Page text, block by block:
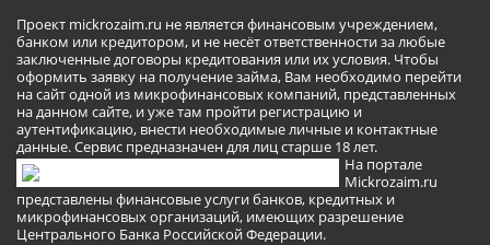
Проект mickrozaim.ru не является финансовым учреждением,
банком или кредитором, и не несёт ответственности за любые
заключенные договоры кредитования или их условия. Чтобы
оформить заявку на получение займа, Вам необходимо перейти
на сайт одной из микрофинансовых компаний, представленных
на данном сайте, и уже там пройти регистрацию и
аутентификацию, внести необходимые личные и контактные
данные. Сервис предназначен для лиц старше 18 лет.
На портале
Mickrozaim.ru
представлены финансовые услуги банков, кредитных и
микрофинансовых организаций, имеющих разрешение
Центрального Банка Российской Федерации.